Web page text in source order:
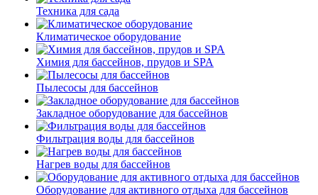
Техника для сада
Климатическое оборудование
Химия для бассейнов, прудов и SPA
Пылесосы для бассейнов
Закладное оборудование для бассейнов
Фильтрация воды для бассейнов
Нагрев воды для бассейнов
Оборудование для активного отдыха для бассейнов